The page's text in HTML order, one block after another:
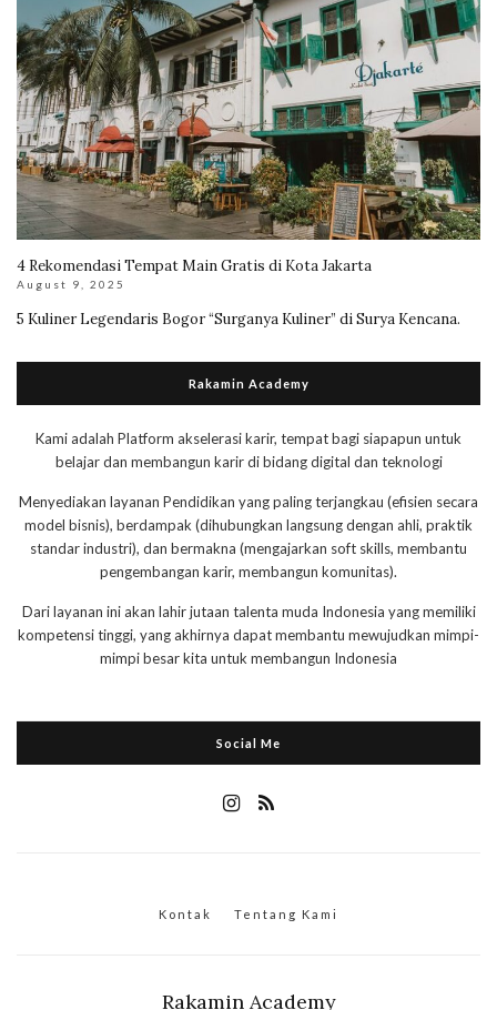
4 Rekomendasi Tempat Main Gratis di Kota Jakarta
August 9, 2025
5 Kuliner Legendaris Bogor “Surganya Kuliner” di Surya Kencana.
Rakamin Academy
Kami adalah Platform akselerasi karir, tempat bagi siapapun untuk
belajar dan membangun karir di bidang digital dan teknologi
Menyediakan layanan Pendidikan yang paling terjangkau (efisien secara
model bisnis), berdampak (dihubungkan langsung dengan ahli, praktik
standar industri), dan bermakna (mengajarkan soft skills, membantu
pengembangan karir, membangun komunitas).
Dari layanan ini akan lahir jutaan talenta muda Indonesia yang memiliki
kompetensi tinggi, yang akhirnya dapat membantu mewujudkan mimpi-
mimpi besar kita untuk membangun Indonesia
Social Me
Kontak Tentang Kami
Rakamin Academy